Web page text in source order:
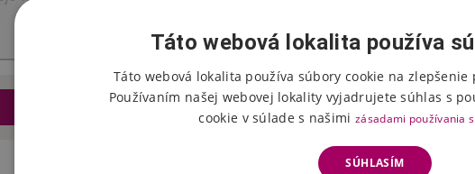
Poslať hodnotenie
* Hodnotenie pred zverejnením dvakrát skontroluje
Táto webová lokalita používa
Táto webová lokalita používa súbory cookie na zlepšenie
Používaním našej webovej lokality vyjadrujete súhlas s
cookie v súlade s našimi zásadami používania
SÚHLASÍM